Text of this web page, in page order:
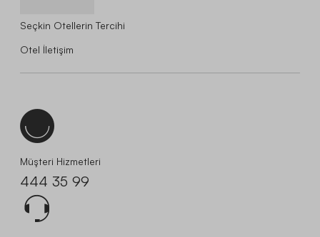
Seçkin Otellerin Tercihi
Otel İletişim
Müşteri Hizmetleri
444 35 99